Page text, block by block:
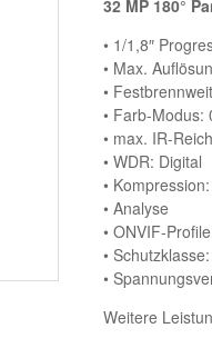
32 MP 180°
• 1/1,8″
• Max.
•
• Farb-Modus:
• max. IR-
• WDR: Digital
•
• Analyse
• ONVIF-
•
•
Weitere